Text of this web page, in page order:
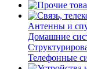
Антенны и
Домашние
Телефонные